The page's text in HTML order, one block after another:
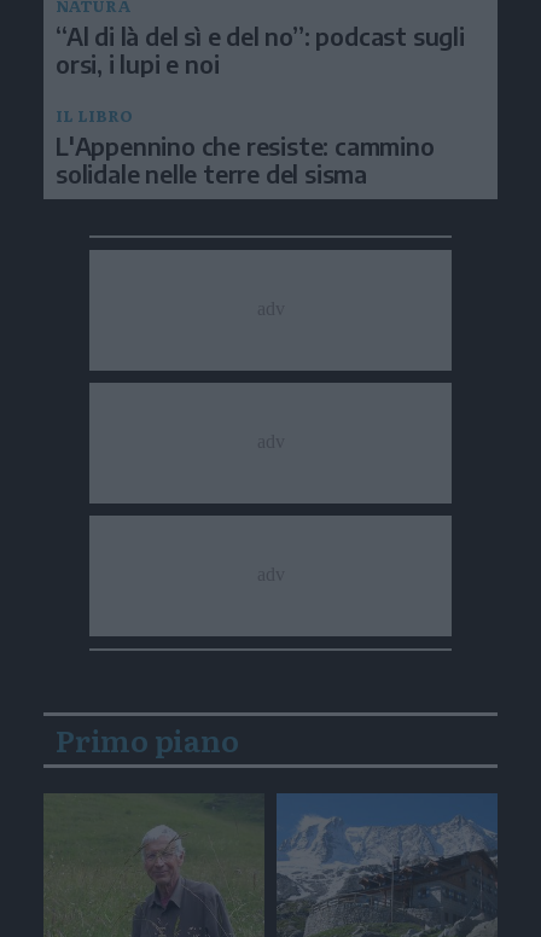
NATURA
“Al di là del sì e del no”: podcast sugli
orsi, i lupi e noi
IL LIBRO
L'Appennino che resiste: cammino
solidale nelle terre del sisma
Primo piano